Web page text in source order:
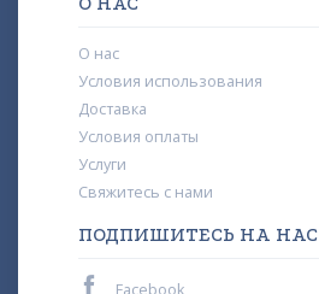
О нас
Условия использования
Доставка
Условия оплаты
Услуги
Свяжитесь с нами
ПОДПИШИТЕСЬ НА НАС
Facebook